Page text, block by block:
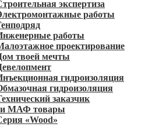
экспертиза
работы
работы
проектирование
твоей мечты
гидроизоляция
гидроизоляция
заказчик
и МАФ товары
«Wood»